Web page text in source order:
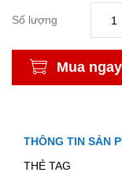
Số lượng
Mua ngay
THÔNG TIN SẢN
THẺ TAG